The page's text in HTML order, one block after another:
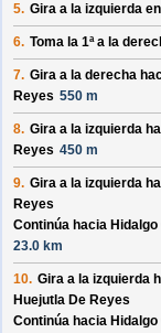
5. Gira a la izquierda en
6. Toma la 1ª a la
7. Gira a la derecha
Reyes 550 m
8. Gira a la izquierda
Reyes 450 m
9. Gira a la izquierda
Reyes
Continúa hacia
23.0 km
10. Gira a la izquierda
Huejutla De Reyes
Continúa hacia